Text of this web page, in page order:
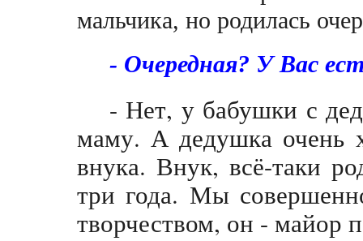
мальчика, но родилась
- Очередная? У Вас
- Нет, у бабушки с
маму. А дедушка очень
внука. Внук, всё-таки
три года. Мы
творчеством, он -